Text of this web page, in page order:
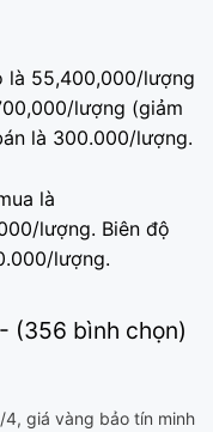
là 55,400,000/lượng
lượng (giảm
là 300.000/lượng.
là
lượng. Biên độ
lượng.
(356 bình chọn)
4, giá vàng bảo tín minh